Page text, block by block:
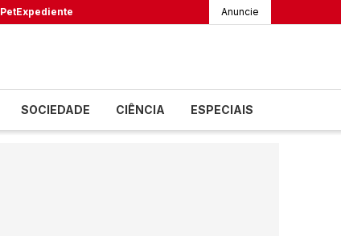
PetExpediente Anuncie
SOCIEDADE CIÊNCIA ESPECIAIS